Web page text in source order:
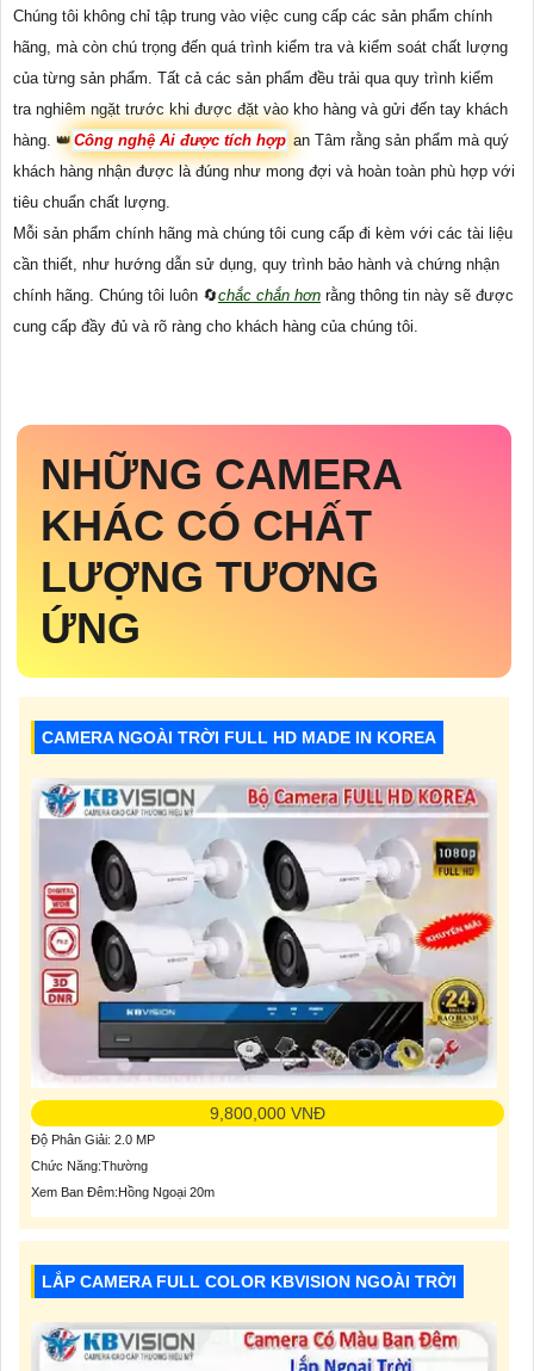
Chúng tôi không chỉ tập trung vào việc cung cấp các sản phẩm chính
hãng, mà còn chú trọng đến quá trình kiểm tra và kiểm soát chất lượng
của từng sản phẩm. Tất cả các sản phẩm đều trải qua quy trình kiểm
tra nghiêm ngặt trước khi được đặt vào kho hàng và gửi đến tay khách
hàng. 👑 Công nghệ Ai được tích hợp an Tâm rằng sản phẩm mà quý
khách hàng nhận được là đúng như mong đợi và hoàn toàn phù hợp với
tiêu chuẩn chất lượng.
Mỗi sản phẩm chính hãng mà chúng tôi cung cấp đi kèm với các tài liệu
cần thiết, như hướng dẫn sử dụng, quy trình bảo hành và chứng nhận
chính hãng. Chúng tôi luôn 🔄chắc chắn hơn rằng thông tin này sẽ được
cung cấp đầy đủ và rõ ràng cho khách hàng của chúng tôi.
NHỮNG CAMERA
KHÁC CÓ CHẤT
LƯỢNG TƯƠNG
ỨNG
CAMERA NGOÀI TRỜI FULL HD MADE IN KOREA
9,800,000 VNĐ
Độ Phân Giải: 2.0 MP
Chức Năng:Thường
Xem Ban Đêm:Hồng Ngoại 20m
LẮP CAMERA FULL COLOR KBVISION NGOÀI TRỜI